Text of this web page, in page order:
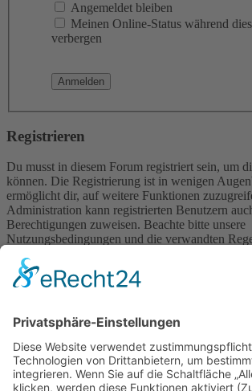
Angemeldet bleiben
Meinen Online-Status während
verbergen
Registrieren
Du musst in diesem Forum registriert sein, um
können. Die Registrierung ist in wenigen
ermöglicht dir, auf weitere Funktionen
Administration kann registrierten Benutzern
Berechtigungen zuweisen. Beachte bitte unsere
Nutzungsbedingungen und die verwandten
wenn du dich in diesem Board bewegst.
Foren-Übersicht
Alle Zeiten sindUTC+02:00